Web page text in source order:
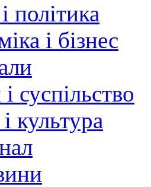
політика
і бізнес
суспільство
культура